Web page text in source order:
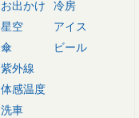
お出かけ
星空
傘
紫外線
体感温度
洗車
冷房
アイス
ビール